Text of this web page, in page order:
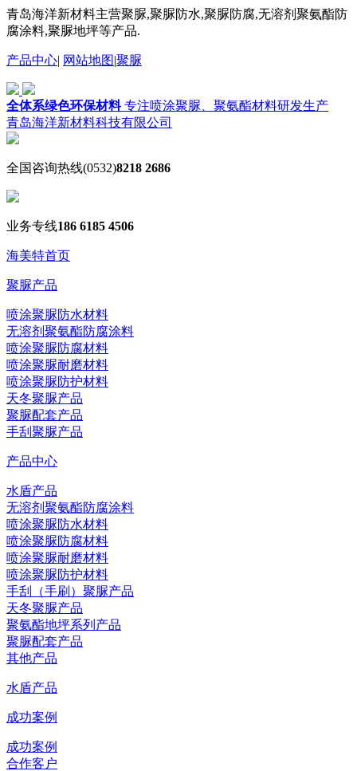
青岛海洋新材料主营聚脲,聚脲防水,聚脲防腐,无溶剂聚氨酯防
腐涂料,聚脲地坪等产品.
产品中心| 网站地图|聚脲
全体系绿色环保材料专注喷涂聚脲、聚氨酯材料研发生产
青岛海洋新材料科技有限公司
全国咨询热线(0532)8218 2686
业务专线186 6185 4506
海美特首页
聚脲产品
喷涂聚脲防水材料
无溶剂聚氨酯防腐涂料
喷涂聚脲防腐材料
喷涂聚脲耐磨材料
喷涂聚脲防护材料
天冬聚脲产品
聚脲配套产品
手刮聚脲产品
产品中心
水盾产品
无溶剂聚氨酯防腐涂料
喷涂聚脲防水材料
喷涂聚脲防腐材料
喷涂聚脲耐磨材料
喷涂聚脲防护材料
手刮（手刷）聚脲产品
天冬聚脲产品
聚氨酯地坪系列产品
聚脲配套产品
其他产品
水盾产品
成功案例
成功案例
合作客户